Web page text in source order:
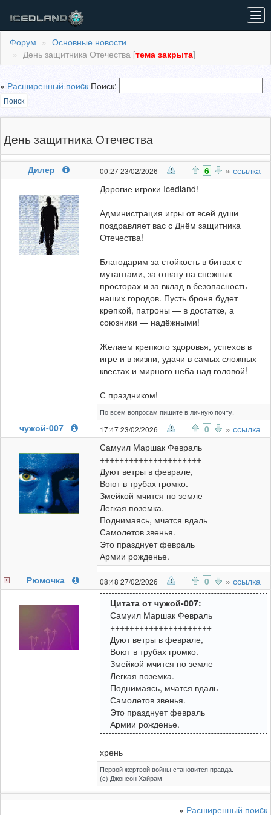
Форум
Основные новости
День защитника Отечества [тема закрыта]
» Расширенный поиcк Поиск:
Поиск
День защитника Отечества
Дилер 00:27 23/02/2026 6 » ссылка
Дорогие игроки Icedland!
Администрация игры от всей души
поздравляет вас с Днём защитника
Отечества!
Благодарим за стойкость в битвах с
мутантами, за отвагу на снежных
просторах и за вклад в безопасность
наших городов. Пусть броня будет
крепкой, патроны — в достатке, а
союзники — надёжными!
Желаем крепкого здоровья, успехов в
игре и в жизни, удачи в самых сложных
квестах и мирного неба над головой!
С праздником!
По всем вопросам пишите в личную почту.
чужой-007 17:47 23/02/2026 0 » ссылка
Самуил Маршак Февраль
+++++++++++++++++++++
Дуют ветры в феврале,
Воют в трубах громко.
Змейкой мчится по земле
Легкая поземка.
Поднимаясь, мчатся вдаль
Самолетов звенья.
Это празднует февраль
Армии рожденье.
Рюмочка
08:48 27/02/2026 0 » ссылка
Цитата от чужой-007:
Самуил Маршак Февраль
+++++++++++++++++++++
Дуют ветры в феврале,
Воют в трубах громко.
Змейкой мчится по земле
Легкая поземка.
Поднимаясь, мчатся вдаль
Самолетов звенья.
Это празднует февраль
Армии рожденье.
хрень
Первой жертвой войны становится правда.
(с) Джонсон Хайрам
» Расширенный поиcк